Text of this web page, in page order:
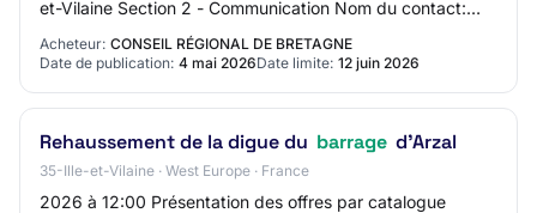
et-Vilaine Section 2 - Communication Nom du contact:
xxxxx Adresse mail du contact:…
Acheteur: CONSEIL RÉGIONAL DE BRETAGNE
Date de publication: 4 mai 2026Date limite: 12 juin 2026
Rehaussement de la digue du barrage d'Arzal
35-Ille-et-Vilaine · West Europe · France
2026 à 12:00 Présentation des offres par catalogue